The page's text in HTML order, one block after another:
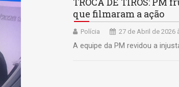
que filmaram a ação
Polícia 27 de Abril de 2026
A equipe da PM revidou a